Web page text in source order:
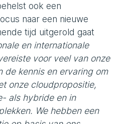
ook een
naar een nieuwe
tijd uitgerold gaat
en internationale
voor veel van onze
de kennis en ervaring om
onze cloudpropositie,
als hybride en in
We hebben een